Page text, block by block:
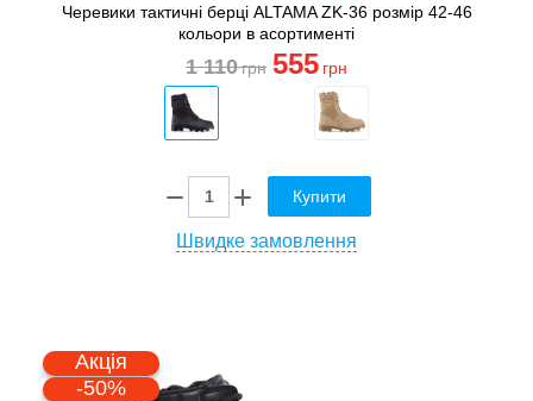
Черевики тактичні берці ALTAMA ZK-36 розмір 42-46
кольори в асортименті
1 110грн 555 грн
Купити
Швидке замовлення
Акція
-50%